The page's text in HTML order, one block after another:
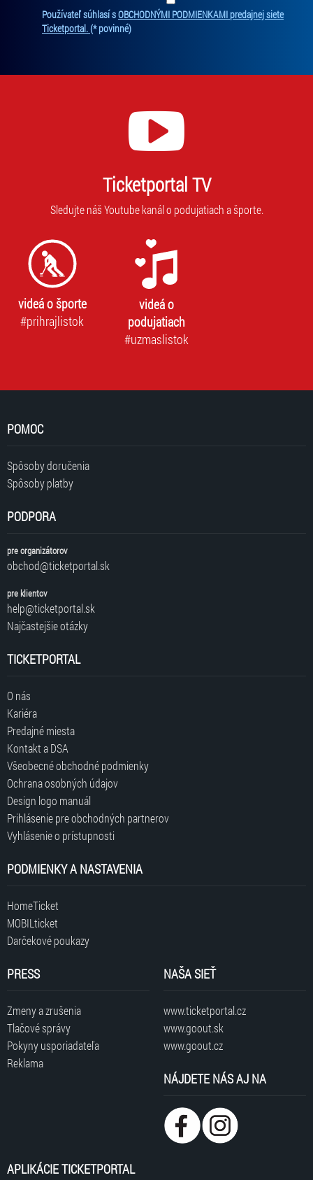
Používateľ súhlasí sOBCHODNÝMI PODMIENKAMI predajnej siete
Ticketportal.(* povinné)
Ticketportal TV
Sledujte náš Youtube kanál o podujatiach a športe.
videá o športe
#prihrajlistok
videá o
podujatiach
#uzmaslistok
POMOC
Spôsoby doručenia
Spôsoby platby
PODPORA
pre organizátorov
obchod@ticketportal.sk
pre klientov
help@ticketportal.sk
Najčastejšie otázky
TICKETPORTAL
O nás
Kariéra
Predajné miesta
Kontakt a DSA
Všeobecné obchodné podmienky
Ochrana osobných údajov
Design logo manuál
Prihlásenie pre obchodných partnerov
Vyhlásenie o prístupnosti
PODMIENKY A NASTAVENIA
HomeTicket
MOBILticket
Darčekové poukazy
PRESS
Zmeny a zrušenia
Tlačové správy
Pokyny usporiadateľa
Reklama
NAŠA SIEŤ
www.ticketportal.cz
www.goout.sk
www.goout.cz
NÁJDETE NÁS AJ NA
APLIKÁCIE TICKETPORTAL